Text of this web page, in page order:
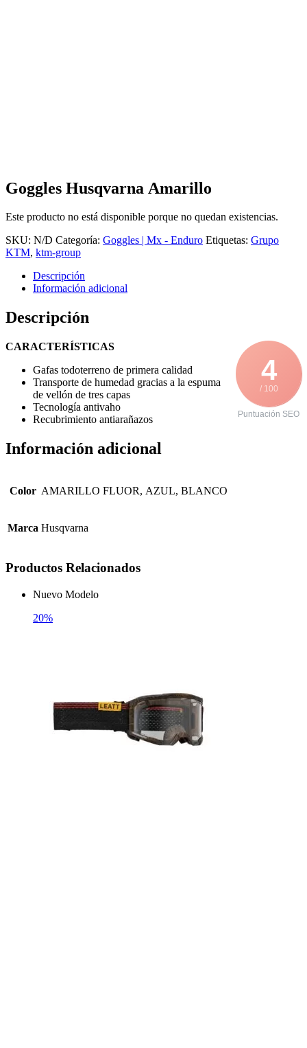
Goggles Husqvarna Amarillo
Este producto no está disponible porque no quedan existencias.
SKU: N/D Categoría: Goggles | Mx - Enduro Etiquetas: Grupo
KTM, ktm-group
Descripción
Información adicional
Descripción
4
/ 100
Puntuación SEO
CARACTERÍSTICAS
Gafas todoterreno de primera calidad
Transporte de humedad gracias a la espuma
de vellón de tres capas
Tecnología antivaho
Recubrimiento antiarañazos
Información adicional
Color AMARILLO FLUOR, AZUL, BLANCO
Marca Husqvarna
Productos Relacionados
Nuevo Modelo
20%